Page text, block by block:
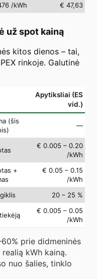
/kWh € 47,63
už spot kainą
kitos dienos – tai,
rinkoje. Galutinė
Apytiksliai (ES
vid.)
(šis
—
€ 0.005 – 0.20
/kWh
+
€ 0.05 – 0.15
/kWh
20 – 25 %
€ 0.005 – 0.05
/kWh
prie didmeninės
kWh kainą.
nuo šalies, tinklo